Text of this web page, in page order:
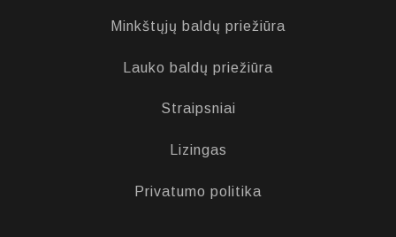
Minkštųjų baldų priežiūra
Lauko baldų priežiūra
Straipsniai
Lizingas
Privatumo politika